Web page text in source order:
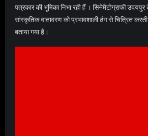
पत्रकार की भूमिका निभा रही हैं । सिनेमैटोग्राफी
सांस्कृतिक वातावरण को प्रभावशाली ढंग से चित्रित करती
बताया गया है।